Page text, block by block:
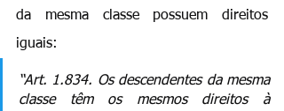
da mesma classe possuem direitos
iguais:
“Art. 1.834. Os descendentes da mesma
classe têm os mesmos direitos à